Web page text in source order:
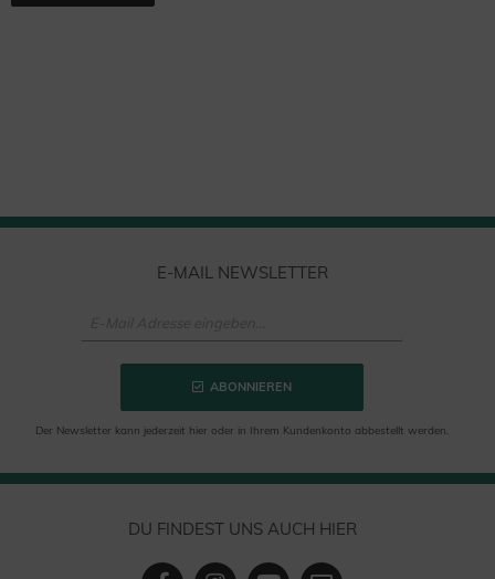
E-MAIL NEWSLETTER
ABONNIEREN
Der Newsletter kann jederzeit hier oder in Ihrem Kundenkonto abbestellt werden.
DU FINDEST UNS AUCH HIER